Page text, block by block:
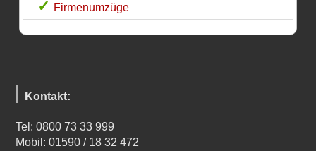
Firmenumzüge
Kontakt:
Tel: 0800 73 33 999
Mobil: 01590 / 18 32 472